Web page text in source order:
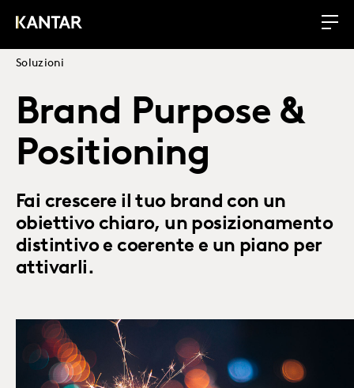
Soluzioni
Brand Purpose &
Positioning
Fai crescere il tuo brand con un
obiettivo chiaro, un posizionamento
distintivo e coerente e un piano per
attivarli.